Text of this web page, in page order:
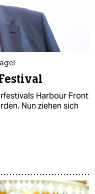
Harbour Front
Nun ziehen sich